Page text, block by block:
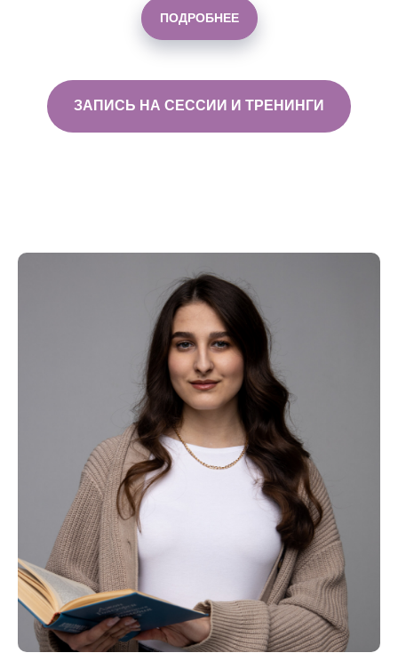
ПОДРОБНЕЕ
ЗАПИСЬ НА СЕССИИ И ТРЕНИНГИ